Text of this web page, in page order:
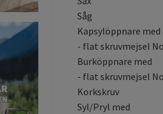
Såg
Kapsylöppnare med
- flat skruvmejsel
Burköppnare med
- flat skruvmejsel
Korkskruv
Syl/Pryl med